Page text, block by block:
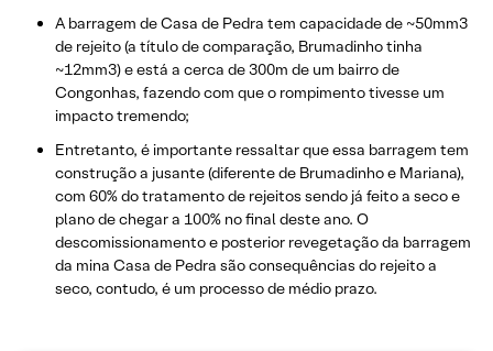
A barragem de Casa de Pedra tem capacidade de ~50mm3
de rejeito (a título de comparação, Brumadinho tinha
~12mm3) e está a cerca de 300m de um bairro de
Congonhas, fazendo com que o rompimento tivesse um
impacto tremendo;
Entretanto, é importante ressaltar que essa barragem tem
construção a jusante (diferente de Brumadinho e Mariana),
com 60% do tratamento de rejeitos sendo já feito a seco e
plano de chegar a 100% no final deste ano. O
descomissionamento e posterior revegetação da barragem
da mina Casa de Pedra são consequências do rejeito a
seco, contudo, é um processo de médio prazo.